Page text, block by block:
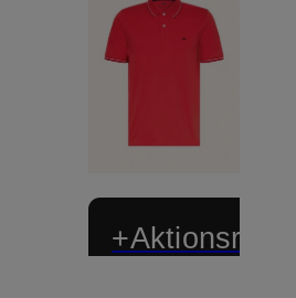
+Aktionsrabatt